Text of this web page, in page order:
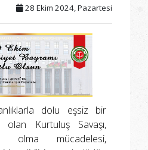
28 Ekim 2024, Pazartesi
dolu eşsiz bir
Kurtuluş Savaşı,
olma mücadelesi,